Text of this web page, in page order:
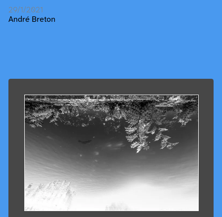
29/1/2021
André Breton